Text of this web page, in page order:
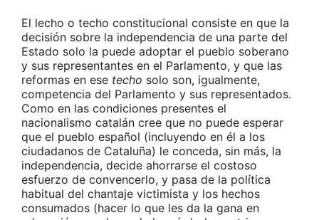
El lecho o techo constitucional consiste en que la
decisión sobre la independencia de una parte del
Estado solo la puede adoptar el pueblo soberano
y sus representantes en el Parlamento, y que las
reformas en ese techo solo son, igualmente,
competencia del Parlamento y sus representados.
Como en las condiciones presentes el
nacionalismo catalán cree que no puede esperar
que el pueblo español (incluyendo en él a los
ciudadanos de Cataluña) le conceda, sin más, la
independencia, decide ahorrarse el costoso
esfuerzo de convencerlo, y pasa de la política
habitual del chantaje victimista y los hechos
consumados (hacer lo que les da la gana en